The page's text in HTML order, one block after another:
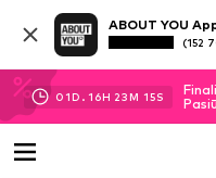
ABOUT YOU
(152
01D. 16H 23M 14S